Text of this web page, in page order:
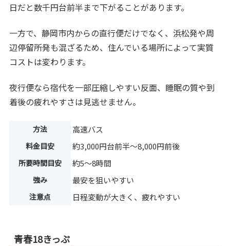
日だと数千円台前半まで下がることがあります。
一方で、静岡市内からの直行便だけでなく、浜松発や周
辺停留所発も混ざるため、住んでいる場所によって実質
コストは変わります。
夜行便なら宿代を一部圧縮しやすい反面、睡眠の質や到
着後の疲れやすさは見逃せません。
方法 高速バス
料金目安 約3,000円台前半〜8,000円前後
所要時間目安 約5〜8時間
強み 最安を狙いやすい
注意点 日程変動が大きく、疲れやすい
青春18きっぷ